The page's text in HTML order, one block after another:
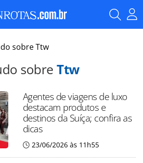
sobre Ttw
sobreTtw
Agentes de viagens de luxo
destacam produtos e
destinos da Suíça; confira as
dicas
23/06/2026 às 11h55